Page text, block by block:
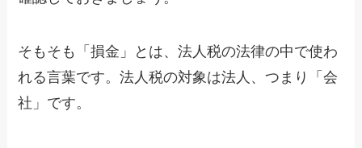
そもそも「損金」とは、法人税の法律の中で使わ
れる言葉です。法人税の対象は法人、つまり「会
社」です。